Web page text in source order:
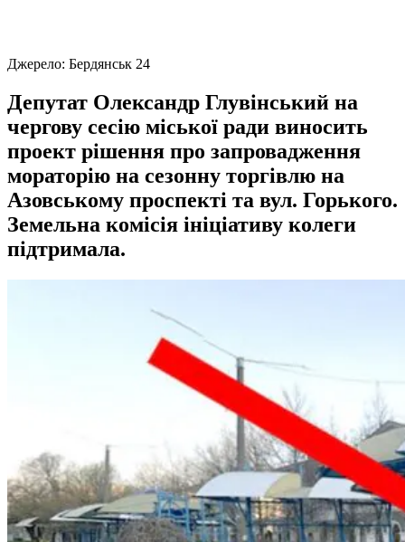
Джерело: Бердянськ 24
Депутат Олександр Глувінський на
чергову сесію міської ради виносить
проект рішення про запровадження
мораторію на сезонну торгівлю на
Азовському проспекті та вул. Горького.
Земельна комісія ініціативу колеги
підтримала.